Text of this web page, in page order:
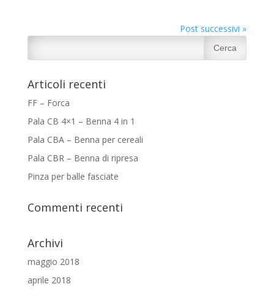
Post successivi »
Articoli recenti
FF – Forca
Pala CB 4×1 – Benna 4 in 1
Pala CBA – Benna per cereali
Pala CBR – Benna di ripresa
Pinza per balle fasciate
Commenti recenti
Archivi
maggio 2018
aprile 2018